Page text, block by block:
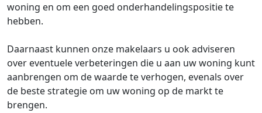
woning en om een goed onderhandelingspositie te
hebben.
Daarnaast kunnen onze makelaars u ook adviseren
over eventuele verbeteringen die u aan uw woning kunt
aanbrengen om de waarde te verhogen, evenals over
de beste strategie om uw woning op de markt te
brengen.